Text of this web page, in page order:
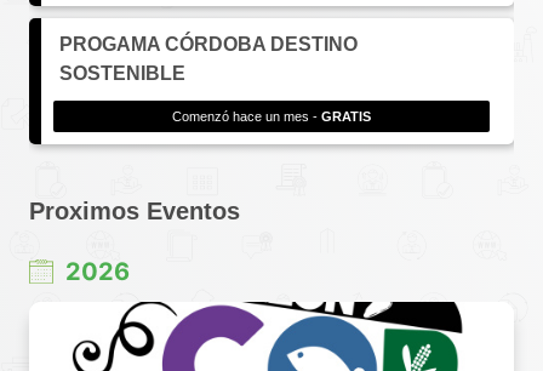
PROGAMA CÓRDOBA DESTINO
SOSTENIBLE
Comenzó hace un mes - GRATIS
Proximos Eventos
2026